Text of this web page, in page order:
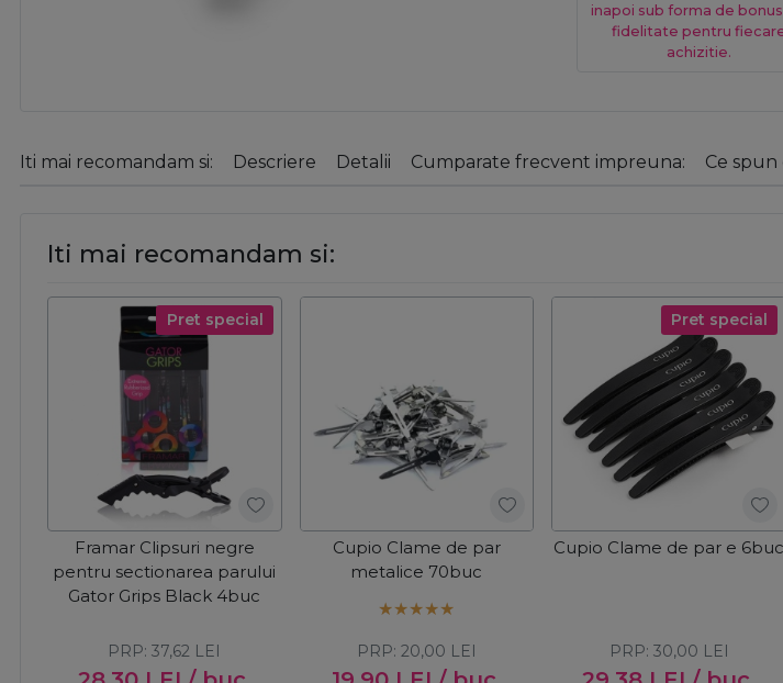
inapoi sub forma de
fidelitate pentru
achizitie.
Iti mai recomandam si: Descriere Detalii Cumparate frecvent impreuna: Ce spun
Iti mai recomandam si:
Pret special
Framar Clipsuri negre
pentru sectionarea parului
Gator Grips Black 4buc
PRP:37,62 LEI
Cupio Clame de par
metalice 70buc
PRP: 20,00 LEI
Pret special
Cupio Clame de par e 6buc
PRP: 30,00 LEI